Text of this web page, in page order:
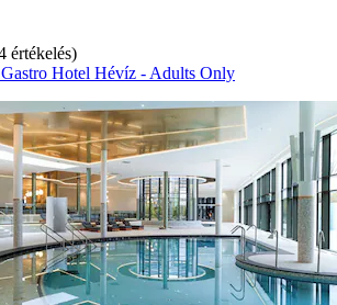
értékelés)
Hotel Hévíz - Adults Only